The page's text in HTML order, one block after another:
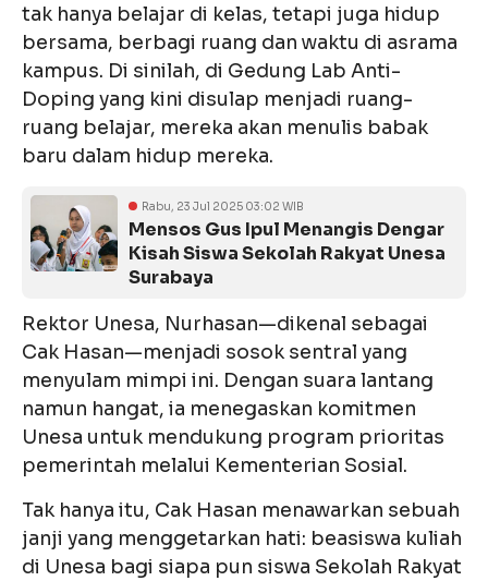
tak hanya belajar di kelas, tetapi juga hidup
bersama, berbagi ruang dan waktu di asrama
kampus. Di sinilah, di Gedung Lab Anti-
Doping yang kini disulap menjadi ruang-
ruang belajar, mereka akan menulis babak
baru dalam hidup mereka.
Rabu, 23 Jul 2025 03:02 WIB
Mensos Gus Ipul Menangis Dengar
Kisah Siswa Sekolah Rakyat Unesa
Surabaya
Rektor Unesa, Nurhasan—dikenal sebagai
Cak Hasan—menjadi sosok sentral yang
menyulam mimpi ini. Dengan suara lantang
namun hangat, ia menegaskan komitmen
Unesa untuk mendukung program prioritas
pemerintah melalui Kementerian Sosial.
Tak hanya itu, Cak Hasan menawarkan sebuah
janji yang menggetarkan hati: beasiswa kuliah
di Unesa bagi siapa pun siswa Sekolah Rakyat